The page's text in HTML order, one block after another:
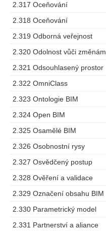
2.317 Oceňování
2.318 Oceňování
2.319 Odborná veřejnost
2.320 Odolnost vůči změnám
2.321 Odsouhlasený prostor
2.322 OmniClass
2.323 Ontologie BIM
2.324 Open BIM
2.325 Osamělé BIM
2.326 Osobnostní rysy
2.327 Osvědčený postup
2.328 Ověření a validace
2.329 Označení obsahu BIM
2.330 Parametrický model
2.331 Partnerství a aliance